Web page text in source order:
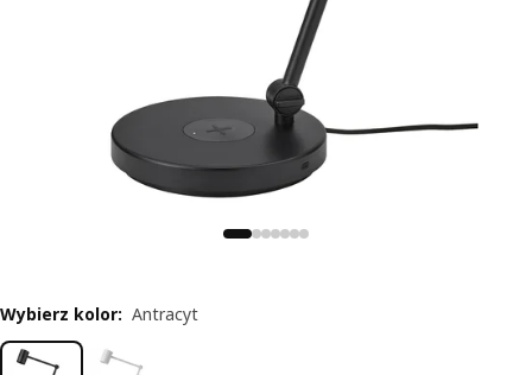
Wybierz kolor: Antracyt